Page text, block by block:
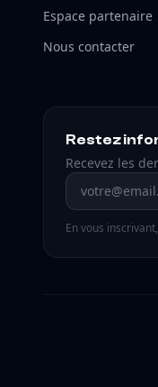
Espace partenaire
Nous contacter
Restez
Recevez les
Adresse email
En vous